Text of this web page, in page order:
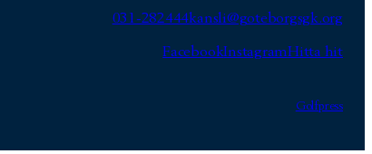
031-282444kansli@goteborgsgk.org
FacebookInstagramHitta hit
Golfpress